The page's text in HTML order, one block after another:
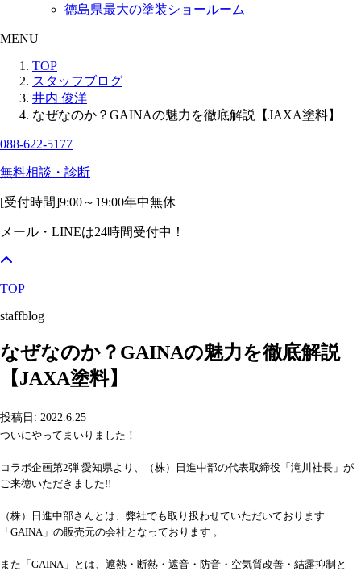
徳島県最大の塗装ショールーム
MENU
TOP
スタッフブログ
井内 俊洋
なぜなのか？GAINAの魅力を徹底解説【JAXA塗料】
088-622-5177
無料相談・診断
[受付時間]9:00～19:00年中無休
メール・LINEは24時間受付中！
TOP
staffblog
なぜなのか？GAINAの魅力を徹底解説
【JAXA塗料】
投稿日: 2022.6.25
ついにやってまいりました！
コラボ企画第2弾 愛知県より、（株）日進中部の代表取締役「滝川社長」が
ご来徳いただきました!!
（株）日進中部さんとは、弊社でも取り扱わせていただいております
「GAINA」の販売元の会社となっております 。
また「GAINA」とは、 遮熱・断熱・遮音・防音・空気質改善・結露抑制 と